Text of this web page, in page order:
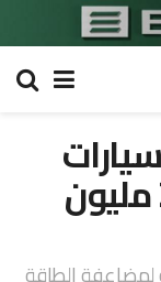
تستهدف صادرات بـ200 مليون